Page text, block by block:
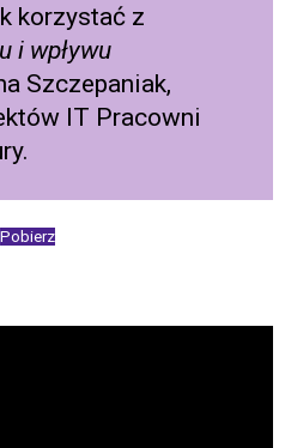
korzystać z
i wpływu
Szczepaniak,
IT Pracowni
Pobierz